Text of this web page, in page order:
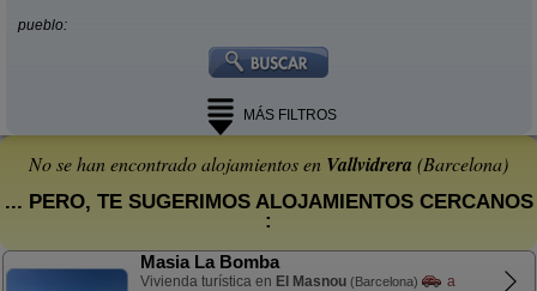
pueblo:
MÁS FILTROS
No se han encontrado alojamientos en Vallvidrera (Barcelona)
... PERO, TE SUGERIMOS ALOJAMIENTOS CERCANOS
:
Masia La Bomba
Vivienda turística en El Masnou (Barcelona)
a